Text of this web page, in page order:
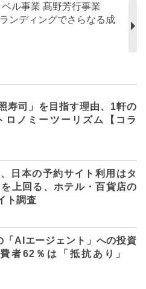
ベル事業 髙野芳行事業
ディングでさらなる成
寿司」を目指す理由、1軒の
ロノミーツーリズム【コラ
日本の予約サイト利用はタ
上回る、ホテル・百貨店の
ト調査
「AIエージェント」への投資
者62％は「抵抗あり」